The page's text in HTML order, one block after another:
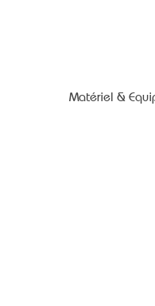
Matériel &